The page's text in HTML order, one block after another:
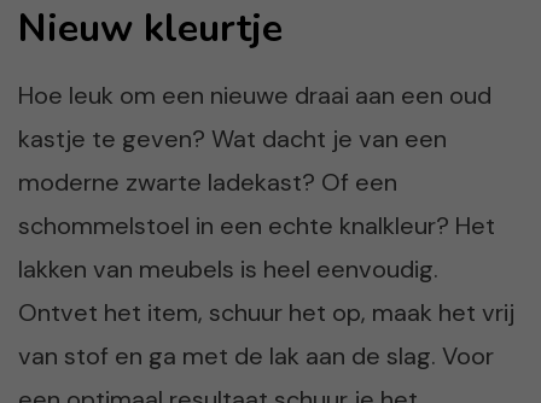
Nieuw kleurtje
Hoe leuk om een nieuwe draai aan een oud
kastje te geven? Wat dacht je van een
moderne zwarte ladekast? Of een
schommelstoel in een echte knalkleur? Het
lakken van meubels is heel eenvoudig.
Ontvet het item, schuur het op, maak het vrij
van stof en ga met de lak aan de slag. Voor